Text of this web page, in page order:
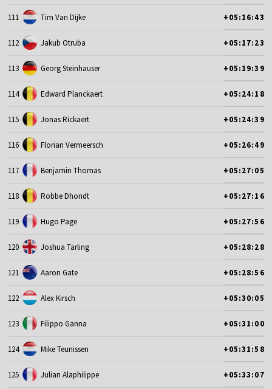
111 Tim Van Dijke +05:16:43
112 Jakub Otruba +05:17:23
113 Georg Steinhauser +05:19:39
114 Edward Planckaert +05:24:18
115 Jonas Rickaert +05:24:39
116 Florian Vermeersch +05:26:49
117 Benjamin Thomas +05:27:05
118 Robbe Dhondt +05:27:16
119 Hugo Page +05:27:56
120 Joshua Tarling +05:28:28
121 Aaron Gate +05:28:56
122 Alex Kirsch +05:30:05
123 Filippo Ganna +05:31:00
124 Mike Teunissen +05:31:58
125 Julian Alaphilippe +05:33:07